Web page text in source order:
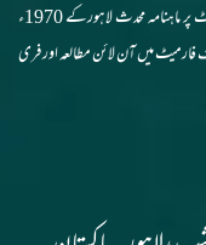
نگارشات پیش کرنا اس رسالہ کا طرہ امتیاز ہے. اس ویب سائٹ پر ماہنامہ محدث لاہورکے 1970ء
میں آن لائن مطالعہ اور فری